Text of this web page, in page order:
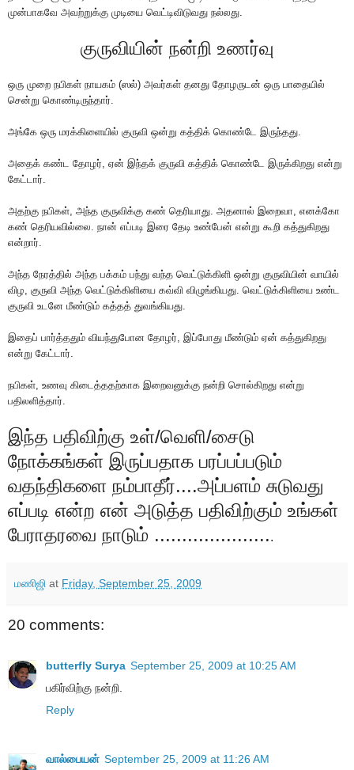
முன்பாகவே அவற்றுக்கு முடியை வெட்டிவிடுவது நல்லது.
குருவியின் நன்றி உணர்வு
ஒரு முறை நபிகள் நாயகம் (ஸல்) அவர்கள் தனது தோழருடன் ஒரு பாதையில்
சென்று கொண்டிருந்தார்.
அங்கே ஒரு மரக்கிளையில் குருவி ஒன்று கத்திக் கொண்டே இருந்தது.
அதைக் கண்ட தோழர், ஏன் இந்தக் குருவி கத்திக் கொண்டே இருக்கிறது என்று
கேட்டார்.
அதற்கு நபிகள், அந்த குருவிக்கு கண் தெரியாது. அதனால் இறைவா, எனக்கோ
கண் தெரியவில்லை. நான் எப்படி இரை தேடி உண்பேன் என்று கூறி கத்துகிறது
என்றார்.
அந்த நேரத்தில் அந்த பக்கம் பந்து வந்த வெட்டுக்கிளி ஒன்று குருவியின் வாயில்
விழ, குருவி அந்த வெட்டுக்கிளியை கவ்வி விழுங்கியது. வெட்டுக்கிளியை உண்ட
குருவி உடனே மீண்டும் கத்தத் துவங்கியது.
இதைப் பார்த்ததும் வியந்துபோன தோழர், இப்போது மீண்டும் ஏன் கத்துகிறது
என்று கேட்டார்.
நபிகள், உணவு கிடைத்ததற்காக இறைவனுக்கு நன்றி சொல்கிறது என்று
பதிலளித்தார்.
இந்த பதிவிற்கு உள்/வெளி/சைடு
நோக்கங்கள் இருப்பதாக பரப்பப்படும்
வதந்திகளை நம்பாதீர்....அப்பளம் சுடுவது
எப்படி என்ற என் அடுத்த பதிவிற்கும் உங்கள்
பேராதரவை நாடும் ......................
மணிஜி at Friday, September 25, 2009
20 comments:
butterfly Surya September 25, 2009 at 10:25 AM
பகிர்விற்கு நன்றி.
Reply
வால்பையன் September 25, 2009 at 11:26 AM